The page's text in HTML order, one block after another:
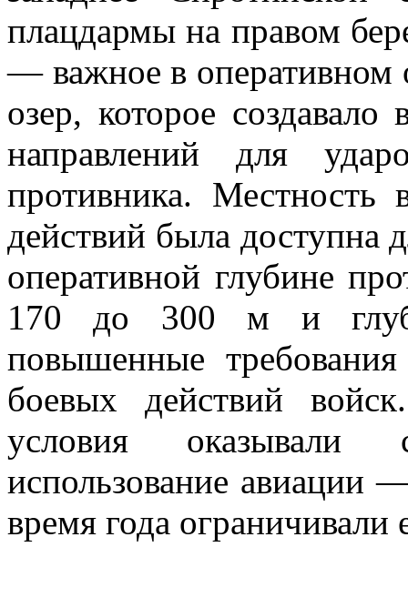
плацдармы на правом
— важное в оперативном
озер, которое
направлений для
противника. Местность
действий была доступна
оперативной глубине
170 до 300 м и
повышенные
боевых действий
условия оказывали
использование авиации
время года ограничивали